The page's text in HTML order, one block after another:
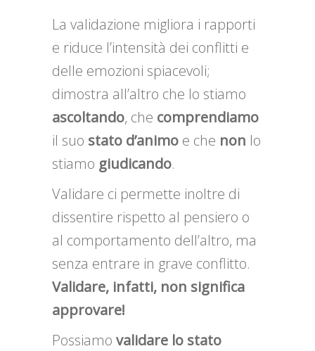
La validazione migliora i rapporti
e riduce l’intensità dei conflitti e
delle emozioni spiacevoli;
dimostra all’altro che lo stiamo
ascoltando, che comprendiamo
il suo stato d’animo e che non lo
stiamo giudicando.
Validare ci permette inoltre di
dissentire rispetto al pensiero o
al comportamento dell’altro, ma
senza entrare in grave conflitto.
Validare, infatti, non significa
approvare!
Possiamo validare lo stato